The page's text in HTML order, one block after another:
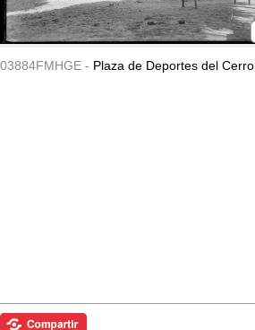
03884FMHGE - Plaza de Deportes del Cerro.